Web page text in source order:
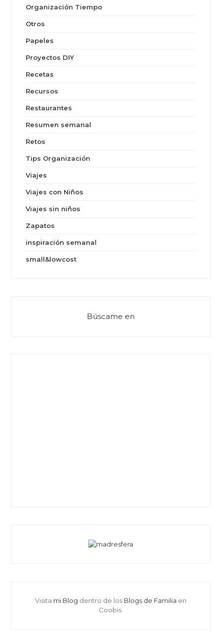
Organización Tiempo
Otros
Papeles
Proyectos DIY
Recetas
Recursos
Restaurantes
Resumen semanal
Retos
Tips Organización
Viajes
Viajes con Niños
Viajes sin niños
Zapatos
inspiración semanal
small&lowcost
Búscame en
Visita mi Blog dentro de los Blogs de Familia en
Coobis.